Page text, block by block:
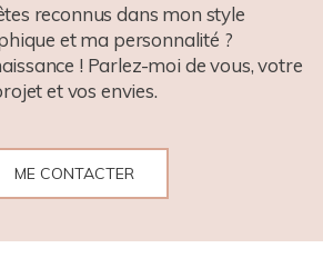
reconnus dans mon style
et ma personnalité ?
! Parlez-moi de vous, votre
et vos envies.
ME CONTACTER